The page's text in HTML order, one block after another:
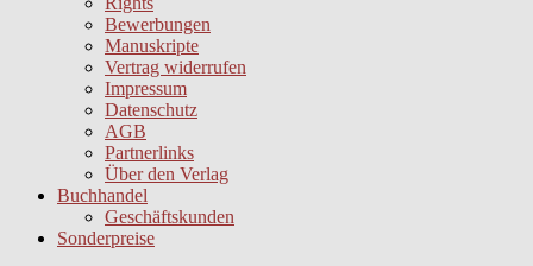
Bewerbungen
Manuskripte
Vertrag widerrufen
Impressum
Datenschutz
AGB
Partnerlinks
Über den Verlag
Buchhandel
Geschäftskunden
Sonderpreise